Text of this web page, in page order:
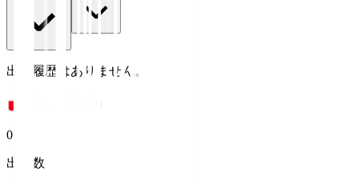
出場履歴はありません。
0
出場数